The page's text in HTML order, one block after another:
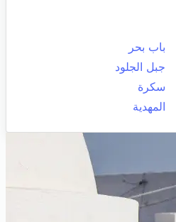
باب بحر
جبل الجلود
سكرة
المهدية